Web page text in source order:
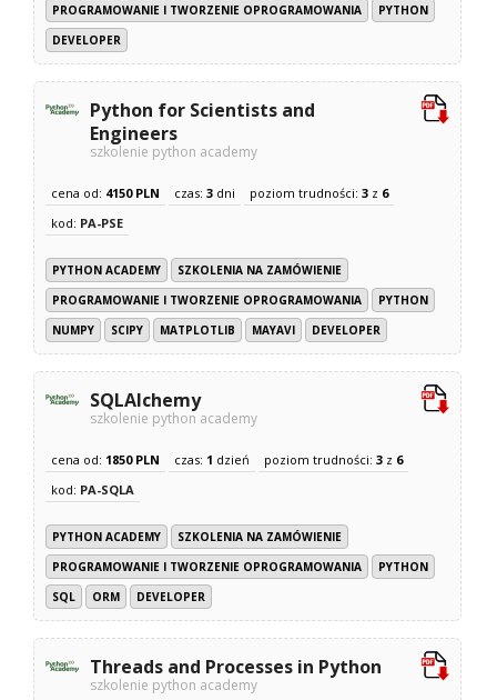
PROGRAMOWANIE I TWORZENIE OPROGRAMOWANIA
PYTHON
DEVELOPER
Python for Scientists and
Engineers
szkolenie python academy
cena od: 4150 PLN czas:3 dni poziom trudności:3 z 6
kod: PA-PSE
PYTHON ACADEMY
SZKOLENIA NA ZAMÓWIENIE
PROGRAMOWANIE I TWORZENIE OPROGRAMOWANIA
PYTHON
NUMPY
SCIPY MATPLOTLIB MAYAVI DEVELOPER
SQLAlchemy
szkolenie python academy
cena od: 1850 PLN czas: 1 dzień poziom trudności:3 z 6
kod: PA-SQLA
PYTHON ACADEMY
SZKOLENIA NA ZAMÓWIENIE
PROGRAMOWANIE I TWORZENIE OPROGRAMOWANIA
PYTHON
SQL
ORM DEVELOPER
Threads and Processes in Python
szkolenie python academy